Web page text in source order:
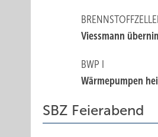
Viessmann
BWP I
Wärmepumpen
SBZ Feierabend